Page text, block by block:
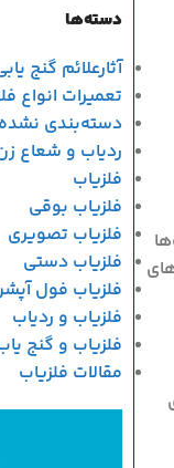
دسته‌ها
آثارعلائم گنج
تعمیرات انواع
دسته‌بندی نشده
ردیاب و شعاع
فلزیاب
فلزیاب بوقی
فلزیاب تصویری
فلزیاب دستی
فلزیاب فول
فلزیاب و ردیاب
فلزیاب و گنج
مقالات فلزیاب